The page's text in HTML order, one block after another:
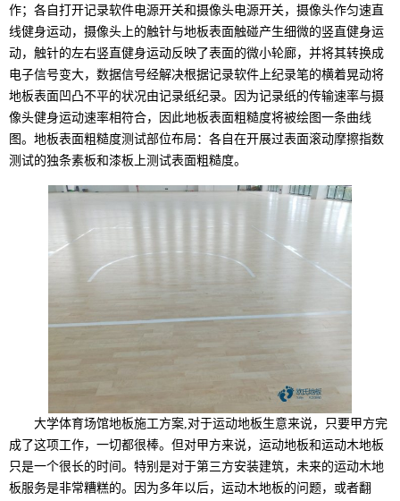
作；各自打开记录软件电源开关和摄像头电源开关，摄像头作匀速直
线健身运动，摄像头上的触针与地板表面触碰产生细微的竖直健身运
动，触针的左右竖直健身运动反映了表面的微小轮廊，并将其转换成
电子信号变大，数据信号经解决根据记录软件上纪录笔的横着晃动将
地板表面凹凸不平的状况由记录纸纪录。因为记录纸的传输速率与摄
像头健身运动速率相符合，因此地板表面粗糙度将被绘图一条曲线
图。地板表面粗糙度测试部位布局：各自在开展过表面滚动摩擦指数
测试的独条素板和漆板上测试表面粗糙度。
大学体育场馆地板施工方案,对于运动地板生意来说，只要甲方完
成了这项工作，一切都很棒。但对甲方来说，运动地板和运动木地板
只是一个很长的时间。特别是对于第三方安装建筑，未来的运动木地
板服务是非常糟糕的。因为多年以后，运动木地板的问题，或者翻